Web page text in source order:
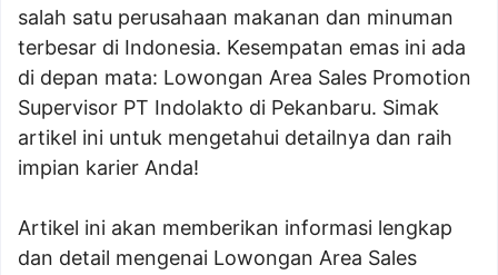
salah satu perusahaan makanan dan minuman
terbesar di Indonesia. Kesempatan emas ini ada
di depan mata: Lowongan Area Sales Promotion
Supervisor PT Indolakto di Pekanbaru. Simak
artikel ini untuk mengetahui detailnya dan raih
impian karier Anda!
Artikel ini akan memberikan informasi lengkap
dan detail mengenai Lowongan Area Sales